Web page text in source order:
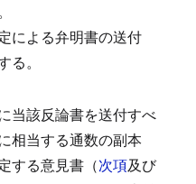
による弁明書の送付
。
当該反論書を送付すべ
相当する通数の副本
する意見書（次項及び